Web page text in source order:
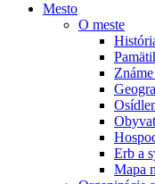
Mesto
O meste
Erb a
Mapa